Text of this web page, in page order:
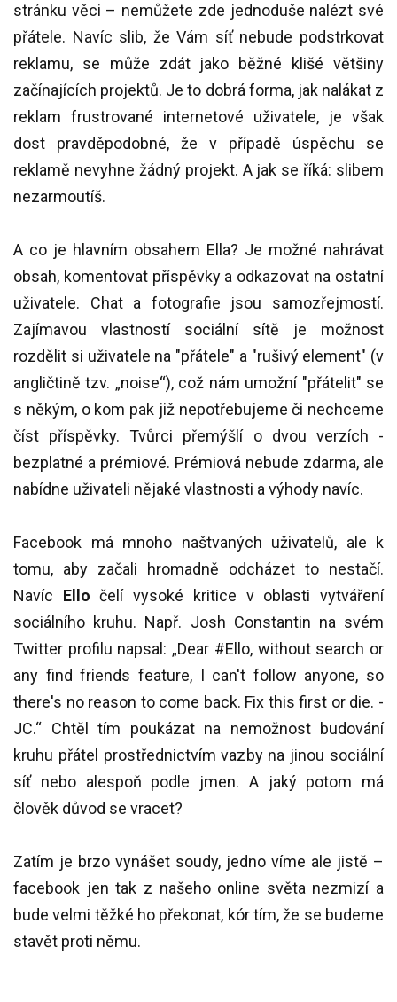
stránku věci – nemůžete zde jednoduše nalézt své
přátele. Navíc slib, že Vám síť nebude podstrkovat
reklamu, se může zdát jako běžné klišé většiny
začínajících projektů. Je to dobrá forma, jak nalákat z
reklam frustrované internetové uživatele, je však
dost pravděpodobné, že v případě úspěchu se
reklamě nevyhne žádný projekt. A jak se říká: slibem
nezarmoutíš.
A co je hlavním obsahem Ella? Je možné nahrávat
obsah, komentovat příspěvky a odkazovat na ostatní
uživatele. Chat a fotografie jsou samozřejmostí.
Zajímavou vlastností sociální sítě je možnost
rozdělit si uživatele na "přátele" a "rušivý element" (v
angličtině tzv. „noise“), což nám umožní "přátelit" se
s někým, o kom pak již nepotřebujeme či nechceme
číst příspěvky. Tvůrci přemýšlí o dvou verzích -
bezplatné a prémiové. Prémiová nebude zdarma, ale
nabídne uživateli nějaké vlastnosti a výhody navíc.
Facebook má mnoho naštvaných uživatelů, ale k
tomu, aby začali hromadně odcházet to nestačí.
Navíc Elločelí vysoké kritice v oblasti vytváření
sociálního kruhu. Např. Josh Constantin na svém
Twitter profilu napsal: „Dear #Ello, without search or
any find friends feature, I can't follow anyone, so
there's no reason to come back. Fix this first or die. -
JC.“ Chtěl tím poukázat na nemožnost budování
kruhu přátel prostřednictvím vazby na jinou sociální
síť nebo alespoň podle jmen. A jaký potom má
člověk důvod se vracet?
Zatím je brzo vynášet soudy, jedno víme ale jistě –
facebook jen tak z našeho online světa nezmizí a
bude velmi těžké ho překonat, kór tím, že se budeme
stavět proti němu.